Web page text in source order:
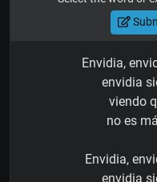
Envidia,
envidia
viendo
no es
Envidia,
envidia